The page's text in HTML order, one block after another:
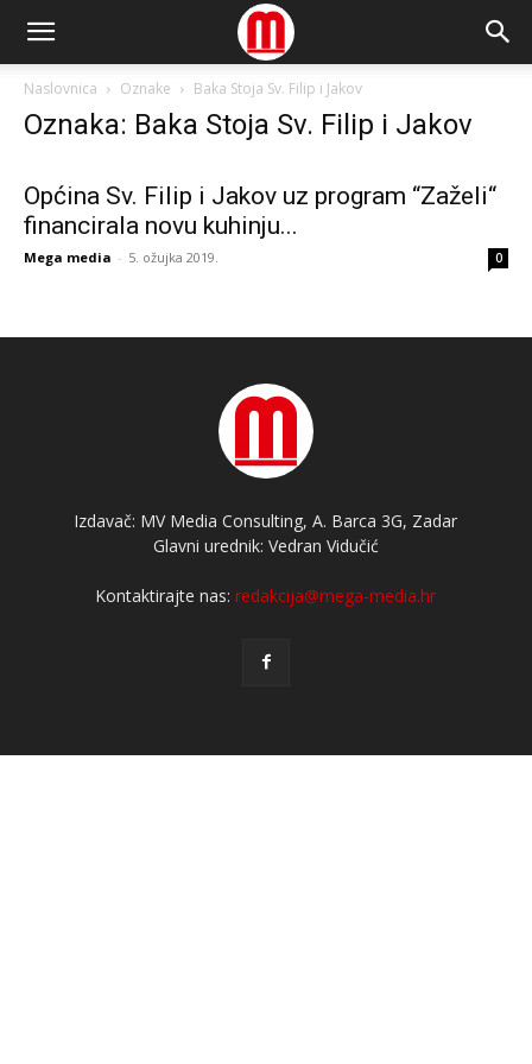
Naslovnica Oznake Baka Stoja Sv. Filip i Jakov
Oznaka: Baka Stoja Sv. Filip i Jakov
Općina Sv. Filip i Jakov uz program “Zaželi“
financirala novu kuhinju...
Mega media - 5. ožujka 2019. 0
Izdavač: MV Media Consulting, A. Barca 3G, Zadar
Glavni urednik: Vedran Vidučić
Kontaktirajte nas:redakcija@mega-media.hr